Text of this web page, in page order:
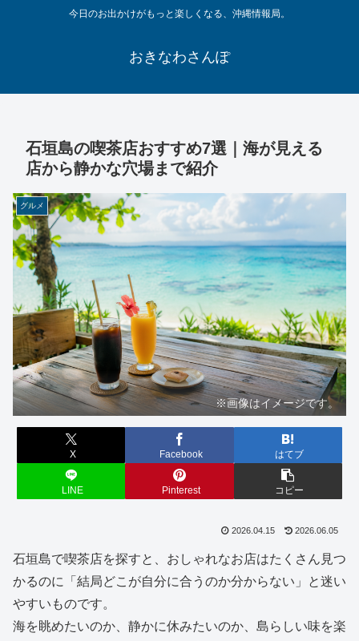
今日のお出かけがもっと楽しくなる、沖縄情報局。
おきなわさんぽ
石垣島の喫茶店おすすめ7選｜海が見える
店から静かな穴場まで紹介
グルメ
※画像はイメージです。
X Facebook はてブ
LINE Pinterest コピー
2026.04.15 2026.06.05
石垣島で喫茶店を探すと、おしゃれなお店はたくさん見つ
かるのに「結局どこが自分に合うのか分からない」と迷い
やすいものです。
海を眺めたいのか、静かに休みたいのか、島らしい味を楽